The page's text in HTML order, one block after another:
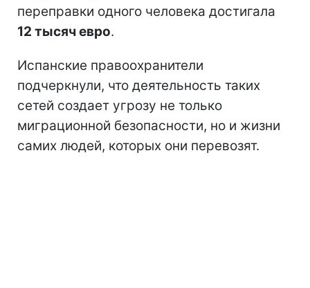
переправки одного человека достигала
12 тысяч евро.
Испанские правоохранители
подчеркнули, что деятельность таких
сетей создает угрозу не только
миграционной безопасности, но и жизни
самих людей, которых они перевозят.